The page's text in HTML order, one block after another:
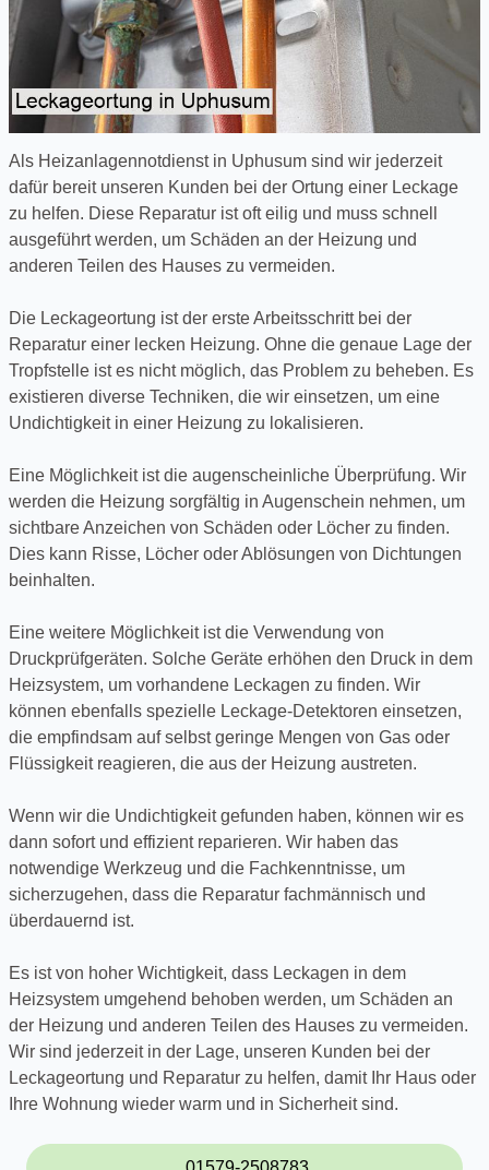
Als Heizanlagennotdienst in Uphusum sind wir jederzeit
dafür bereit unseren Kunden bei der Ortung einer Leckage
zu helfen. Diese Reparatur ist oft eilig und muss schnell
ausgeführt werden, um Schäden an der Heizung und
anderen Teilen des Hauses zu vermeiden.
Die Leckageortung ist der erste Arbeitsschritt bei der
Reparatur einer lecken Heizung. Ohne die genaue Lage der
Tropfstelle ist es nicht möglich, das Problem zu beheben. Es
existieren diverse Techniken, die wir einsetzen, um eine
Undichtigkeit in einer Heizung zu lokalisieren.
Eine Möglichkeit ist die augenscheinliche Überprüfung. Wir
werden die Heizung sorgfältig in Augenschein nehmen, um
sichtbare Anzeichen von Schäden oder Löcher zu finden.
Dies kann Risse, Löcher oder Ablösungen von Dichtungen
beinhalten.
Eine weitere Möglichkeit ist die Verwendung von
Druckprüfgeräten. Solche Geräte erhöhen den Druck in dem
Heizsystem, um vorhandene Leckagen zu finden. Wir
können ebenfalls spezielle Leckage-Detektoren einsetzen,
die empfindsam auf selbst geringe Mengen von Gas oder
Flüssigkeit reagieren, die aus der Heizung austreten.
Wenn wir die Undichtigkeit gefunden haben, können wir es
dann sofort und effizient reparieren. Wir haben das
notwendige Werkzeug und die Fachkenntnisse, um
sicherzugehen, dass die Reparatur fachmännisch und
überdauernd ist.
Es ist von hoher Wichtigkeit, dass Leckagen in dem
Heizsystem umgehend behoben werden, um Schäden an
der Heizung und anderen Teilen des Hauses zu vermeiden.
Wir sind jederzeit in der Lage, unseren Kunden bei der
Leckageortung und Reparatur zu helfen, damit Ihr Haus oder
Ihre Wohnung wieder warm und in Sicherheit sind.